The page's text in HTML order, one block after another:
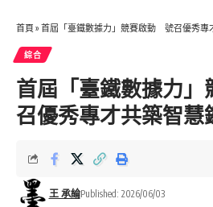
首頁 » 首屆「臺鐵數據力」競賽啟動 號召優秀專
綜合
首屆「臺鐵數據力
召優秀專才共築智慧
王 承綸Published: 2026/06/03